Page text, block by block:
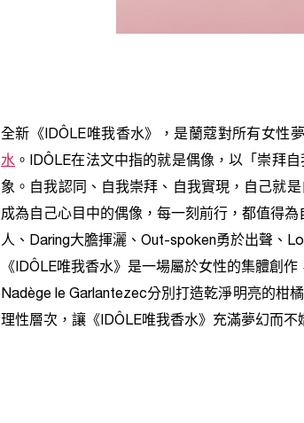
全新《IDÔLE唯我香水》，是蘭蔻對所有女性
水 。IDÔLE在法文中指的就是偶像，以「崇拜
象。自我認同、自我崇拜、自我實現，自己就
成為自己心目中的偶像，每一刻前行，都值得
人、Daring大膽揮灑、Out-spoken勇於出聲、
《IDÔLE唯我香水》是一場屬於女性的集體創
Nadège le Garlantezec分別打造乾淨明亮的柑
理性層次，讓《IDÔLE唯我香水》充滿夢幻而不